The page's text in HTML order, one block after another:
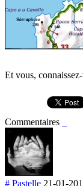
Et vous,
Commentaires
# Pastelle 21-01-